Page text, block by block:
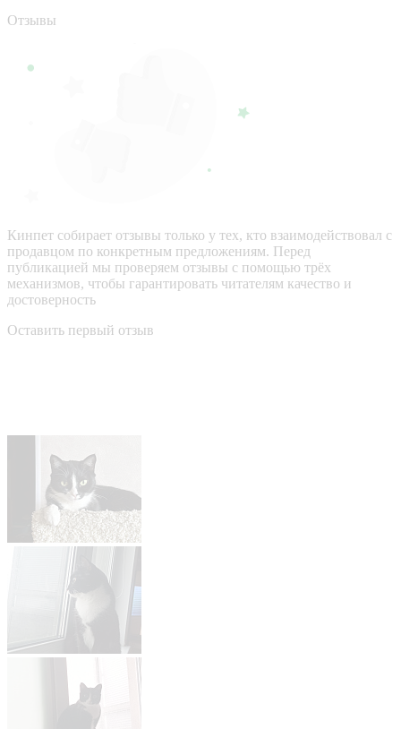
Отзывы
Кинпет собирает отзывы только у тех, кто взаимодействовал с
продавцом по конкретным предложениям. Перед
публикацией мы проверяем отзывы с помощью трёх
механизмов, чтобы гарантировать читателям качество и
достоверность
Оставить первый отзыв